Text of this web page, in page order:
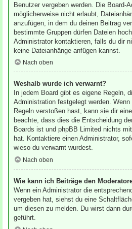
Benutzer vergeben werden. Die Board-
möglicherweise nicht erlaubt,
anzufügen, in dem du deinen Beitrag
bestimmte Gruppen dürfen Dateien
Administrator kontaktieren, falls du dir
keine Dateianhänge anfügen kannst.
Nach oben
Weshalb wurde ich verwarnt?
In jedem Board gibt es eigene Regeln,
Administration festgelegt werden.
Regeln verstoßen hast, kann sie dir
beachte, dass dies die Entscheidung
Boards ist und phpBB Limited nichts
hat. Kontaktiere einen Administrator,
wieso du verwarnt wurdest.
Nach oben
Wie kann ich Beiträge den
Wenn ein Administrator die
vergeben hat, siehst du eine
um diesen zu melden. Du wirst dann
geführt.